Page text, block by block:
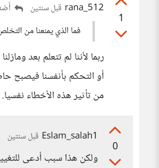
1
rana_512 قبل سنتين
فما الذي يمنعنا من
ربما لأننا لم تتعلم بعد
أو التحكم بأنفسنا فيصبح
من تأثير هذه الأخطاء نفسيا.
0
Eslam_salah1 قبل سنتين
ولكن هذا سبب أدعى